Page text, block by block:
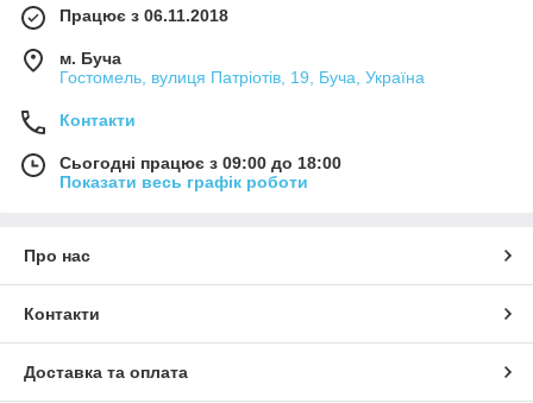
Працює з 06.11.2018
м. Буча
Гостомель, вулиця Патріотів, 19, Буча, Україна
Контакти
Сьогодні працює з 09:00 до 18:00
Показати весь графік роботи
Про нас
Контакти
Доставка та оплата